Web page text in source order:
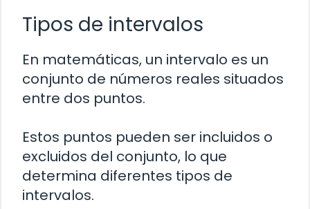
Tipos de intervalos
En matemáticas, un intervalo es un
conjunto de números reales situados
entre dos puntos.
Estos puntos pueden ser incluidos o
excluidos del conjunto, lo que
determina diferentes tipos de
intervalos.